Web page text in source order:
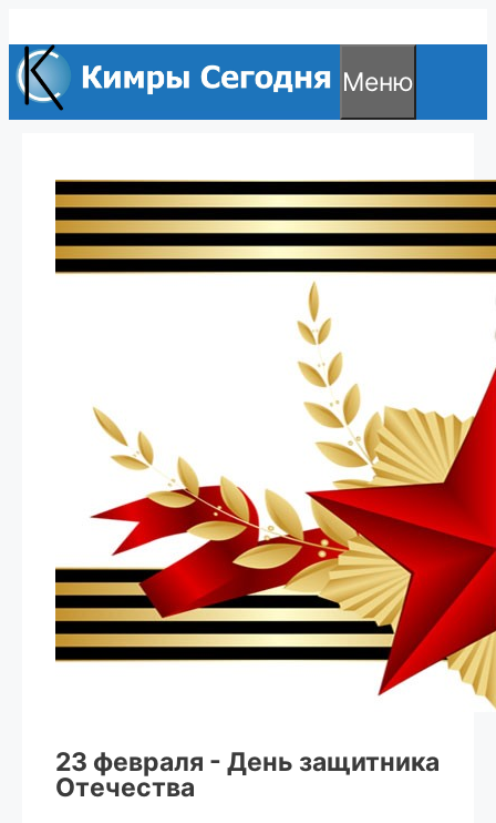
к
содержимому
Меню
23 февраля ­- День защитника
Отечества